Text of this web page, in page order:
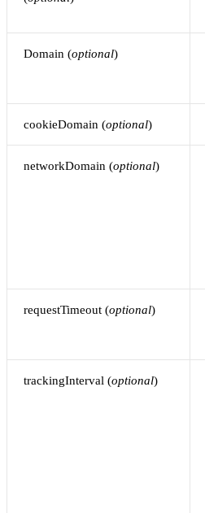
Domain (optional)
cookieDomain (optional)
networkDomain (optional)
requestTimeout (optional)
trackingInterval (optional)